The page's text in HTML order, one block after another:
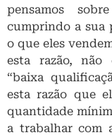
pensamos
cumprindo a sua
o que eles
esta razão, não
“baixa
esta razão que
quantidade
a trabalhar com